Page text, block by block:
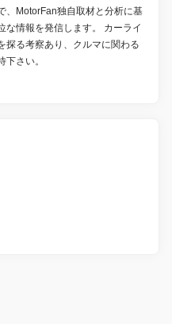
、MotorFan独自取材と分析に基
な情報を発信します。 カーライ
探る考察あり、クルマに関わる
さい。